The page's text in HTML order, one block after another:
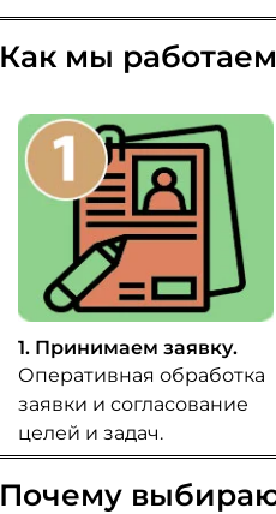
Как мы работаем
1. Принимаем заявку.
Оперативная обработка
заявки и согласование
целей и задач.
Почему